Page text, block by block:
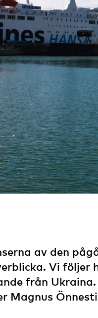
av den
Vi följer
från
Magnus